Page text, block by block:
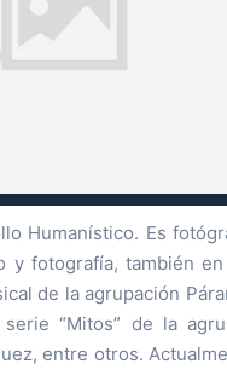
Humanístico. Es
y fotografía, también
de la agrupación
“Mitos” de la
entre otros.